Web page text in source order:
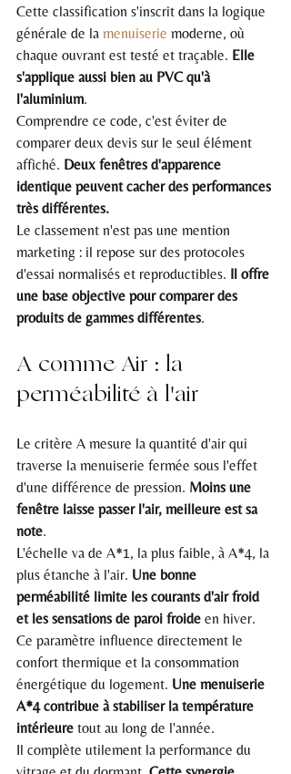
Cette classification s'inscrit dans la logique
générale de la menuiserie moderne, où
chaque ouvrant est testé et traçable. Elle
s'applique aussi bien au PVC qu'à
l'aluminium.
Comprendre ce code, c'est éviter de
comparer deux devis sur le seul élément
affiché. Deux fenêtres d'apparence
identique peuvent cacher des performances
très différentes.
Le classement n'est pas une mention
marketing : il repose sur des protocoles
d'essai normalisés et reproductibles. Il offre
une base objective pour comparer des
produits de gammes différentes.
A comme Air : la
perméabilité à l'air
Le critère A mesure la quantité d'air qui
traverse la menuiserie fermée sous l'effet
d'une différence de pression. Moins une
fenêtre laisse passer l'air, meilleure est sa
note.
L'échelle va de A*1, la plus faible, à A*4, la
plus étanche à l'air. Une bonne
perméabilité limite les courants d'air froid
et les sensations de paroi froide en hiver.
Ce paramètre influence directement le
confort thermique et la consommation
énergétique du logement. Une menuiserie
A*4 contribue à stabiliser la température
intérieure tout au long de l'année.
Il complète utilement la performance du